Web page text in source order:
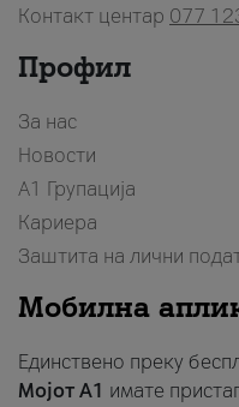
Контакт центар 077
Профил
За нас
Новости
А1 Групација
Кариера
Заштита на лични
Мобилна
Единствено преку
Мојот A1 имате